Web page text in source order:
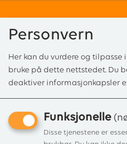
Forside/ Produkter/Røksugere
Exodraft
Personvern
Her kan du vurdere og
bruke på dette nettstedet. Du
deaktiver informasjonkapsler
Funksjonelle
Disse tjenestene er